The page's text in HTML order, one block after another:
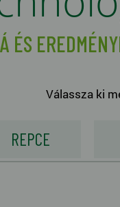
ÉS
Válassza ki
REPCE